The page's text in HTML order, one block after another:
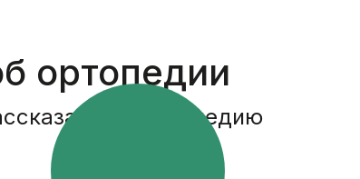
ортопедии
про ортопедию